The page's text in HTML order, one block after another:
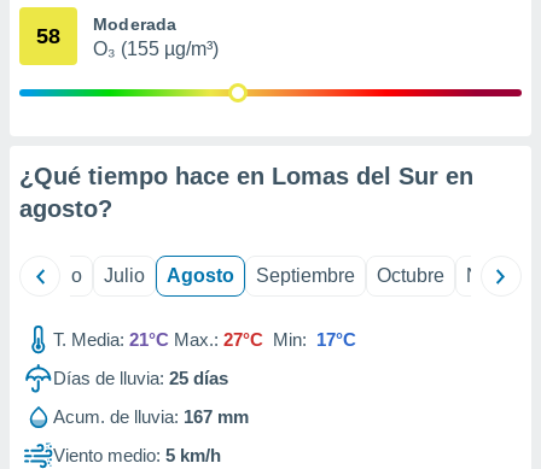
e
publicidad
1199
58 Moderada
O₃ (155 µg/m³)
¿Qué tiempo hace en Lomas del Sur en
agosto?
Junio Julio Agosto Septiembre Octubre
T. Media: 21°C Max.: 27°C Min: 17°C
Días de lluvia: 25 días
Acum. de lluvia: 167 mm
Viento medio: 5 km/h